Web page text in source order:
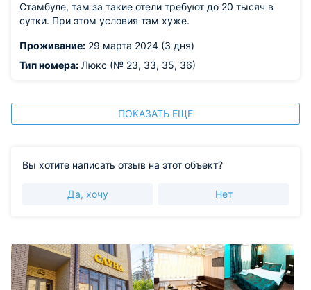
Стамбуле, там за такие отели требуют до 20 тысяч в
сутки. При этом условия там хуже.
Проживание: 29 марта 2024 (3 дня)
Тип номера: Люкс (№ 23, 33, 35, 36)
ПОКАЗАТЬ ЕЩЕ
Вы хотите написать отзыв на этот объект?
Да, хочу Нет